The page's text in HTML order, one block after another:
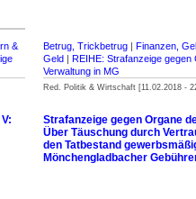
&
Betrug, Trickbetrug | Finanzen,
Geld | REIHE: Strafanzeige gegen
Verwaltung in MG
Red. Politik & Wirtschaft [11.02.2018 -
Strafanzeige gegen Organe
Über Täuschung durch
den Tatbestand
Mönchengladbacher